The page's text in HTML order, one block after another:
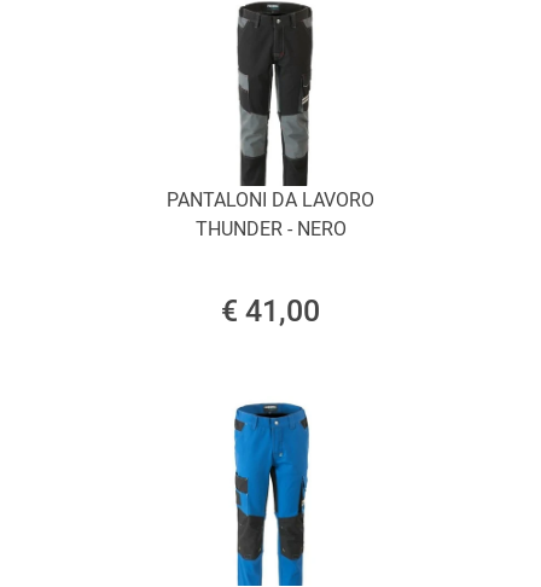
PANTALONI DA LAVORO
THUNDER - NERO
€ 41,00